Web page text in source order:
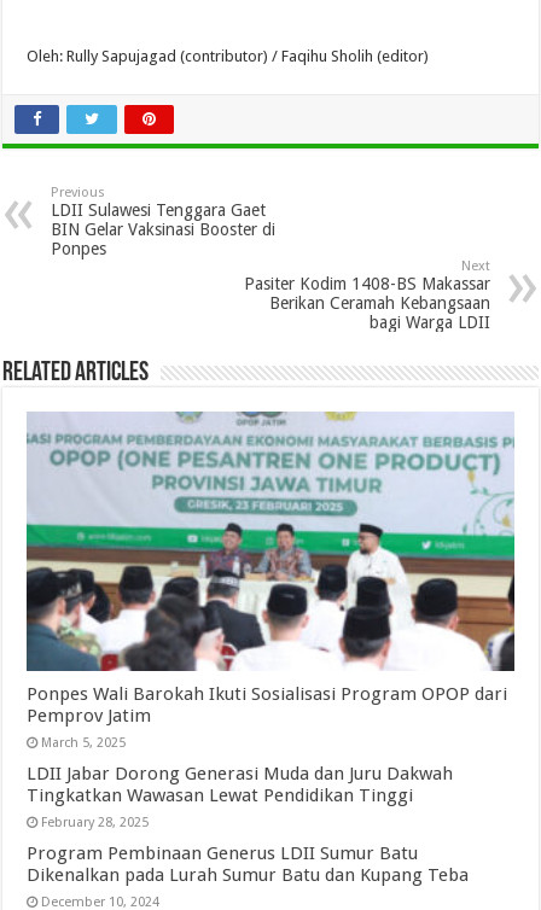
Oleh: Rully Sapujagad (contributor) / Faqihu Sholih (editor)
Previous
LDII Sulawesi Tenggara Gaet
BIN Gelar Vaksinasi Booster di
Ponpes
Next
Pasiter Kodim 1408-BS Makassar
Berikan Ceramah Kebangsaan
bagi Warga LDII
Related Articles
Ponpes Wali Barokah Ikuti Sosialisasi Program OPOP dari
Pemprov Jatim
March 5, 2025
LDII Jabar Dorong Generasi Muda dan Juru Dakwah
Tingkatkan Wawasan Lewat Pendidikan Tinggi
February 28, 2025
Program Pembinaan Generus LDII Sumur Batu
Dikenalkan pada Lurah Sumur Batu dan Kupang Teba
December 10, 2024